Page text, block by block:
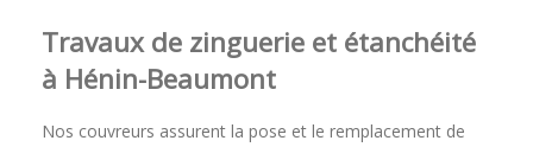
Travaux de zinguerie et étanchéité
à Hénin-Beaumont
Nos couvreurs assurent la pose et le remplacement de